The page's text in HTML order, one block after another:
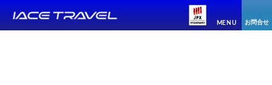
MENU お問合せ